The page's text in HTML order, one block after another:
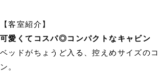
【客室紹介】
可愛くてコスパ◎コンパクトなキャビン
ベッドがちょうど入る、控えめサイズの
ン。